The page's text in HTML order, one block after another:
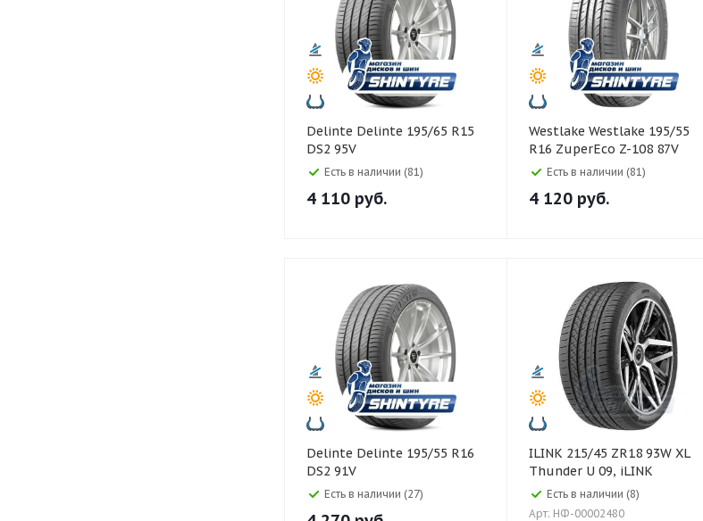
Delinte Delinte 195/65 R15
DS2 95V
Есть в наличии (81)
4 110 руб.
Westlake Westlake 195/55
R16 ZuperEco Z-108 87V
Есть в наличии (81)
4 120 руб.
Delinte Delinte 195/55 R16
DS2 91V
Есть в наличии (27)
ILINK 215/45 ZR18 93W XL
Thunder U 09, iLINK
Есть в наличии (8)
Арт: НФ-00002480